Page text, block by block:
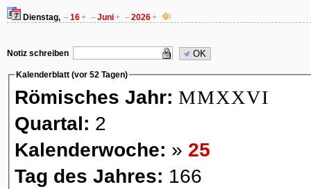
Dienstag, –16+ –Juni+ –2026+
Notiz schreiben OK
Kalenderblatt (vor 52 Tagen)
Römisches Jahr: MMXXVI
Quartal: 2
Kalenderwoche: » 25
Tag des Jahres: 166